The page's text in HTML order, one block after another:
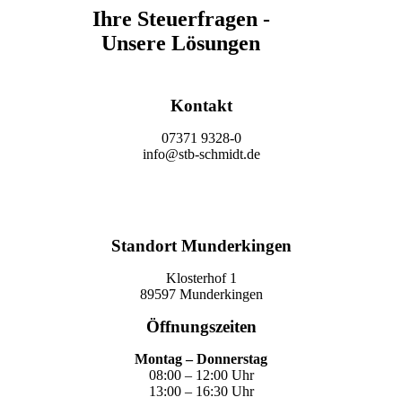
Ihre Steuerfragen -
Unsere Lösungen
Kontakt
07371 9328-0
info@stb-schmidt.de
Standort Munderkingen
Klosterhof 1
89597 Munderkingen
Öffnungszeiten
Montag – Donnerstag
08:00 – 12:00 Uhr
13:00 – 16:30 Uhr